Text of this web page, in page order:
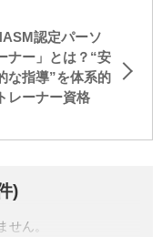
認定パーソ
ナー」とは？“安
な指導”を体系的
レーナー資格
)
せん。